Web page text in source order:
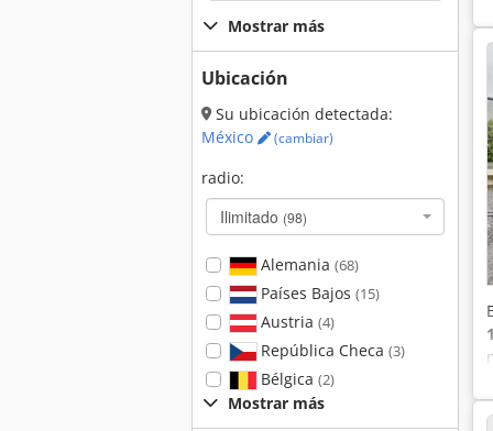
Mostrar más
Ubicación
Su ubicación detectada:
México
(cambiar)
radio:
Ilimitado (98)
Alemania (68)
Países Bajos (15)
Austria (4)
República Checa (3)
Bélgica (2)
Mostrar más